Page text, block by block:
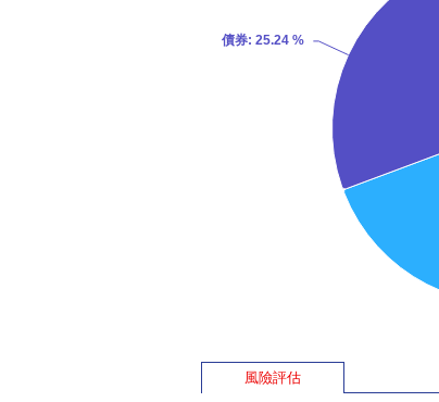
債券: 25.24 %
風險評估